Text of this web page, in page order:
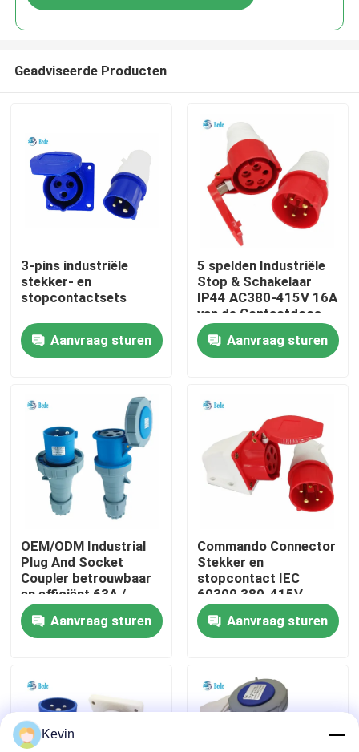
Huis
Producten
fabriekstour
Kwaliteitscontrole
Neem contact met ons op
Nieuws
Blog
Vraag een offerte
GX Aviation Connector
Geadviseerde Producten
3-pins industriële
stekker- en
stopcontactsets
Aanvraag sturen
5 spelden Industriële
Stop & Schakelaar
IP44 AC380-415V 16A
van de Contactdoos
de Industriële Macht
Aanvraag sturen
OEM/ODM Industrial
Plug And Socket
Coupler betrouwbaar
en efficiënt 63A /
125A 3 pinnen
Aanvraag sturen
Commando Connector
Stekker en
stopcontact IEC
60309 380-415V
16Amp Type
wandmontage
Aanvraag sturen
Kevin